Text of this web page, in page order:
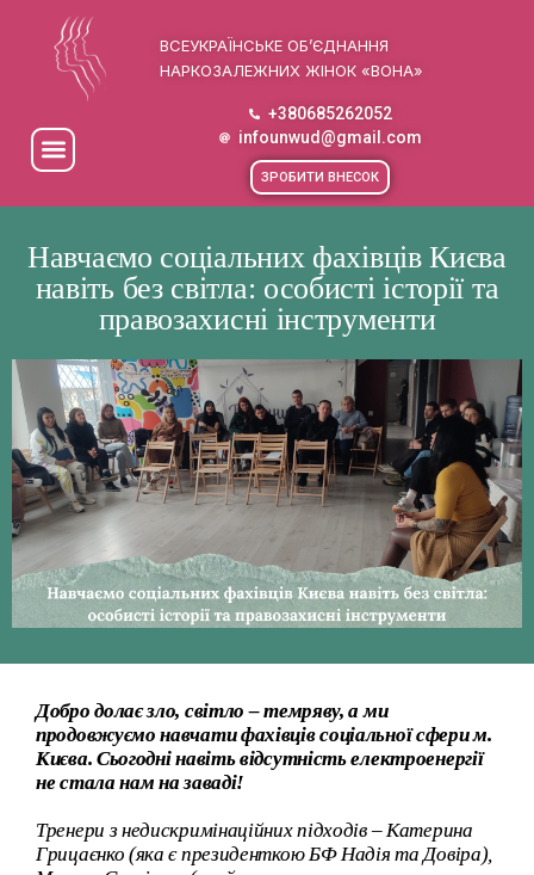
ВСЕУКРАЇНСЬКЕ ОБ’ЄДНАННЯ
НАРКОЗАЛЕЖНИХ ЖІНОК «ВОНА»
+380685262052
infounwud@gmail.com
ЗРОБИТИ ВНЕСОК
Навчаємо соціальних фахівців Києва
навіть без світла: особисті історії та
правозахисні інструменти
Добро долає зло, світло – темряву, а ми
продовжуємо навчати фахівців соціальної сфери м.
Києва. Сьогодні навіть відсутність електроенергії
не стала нам на заваді!
Тренери з недискримінаційних підходів – Катерина
Грицаєнко (яка є президенткою БФ Надія та Довіра),